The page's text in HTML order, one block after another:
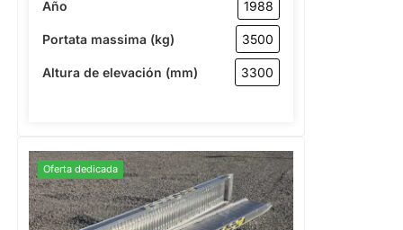
Año 1988
Portata massima (kg) 3500
Altura de elevación (mm) 3300
Oferta dedicada